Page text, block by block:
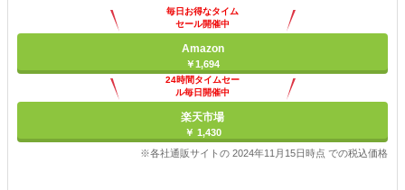
毎日お得なタイム
セール開催中
Amazon
￥1,694
24時間タイムセー
ル毎日開催中
楽天市場
￥ 1,430
※各社通販サイトの 2024年11月15日時点 での税込価格